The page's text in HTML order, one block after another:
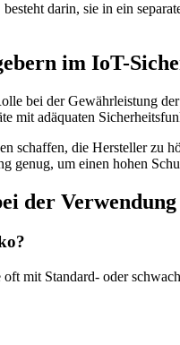
darin, sie in ein
im IoT-
bei der Gewährleistung
mit adäquaten
schaffen, die Hersteller zu
genug, um einen hohen
der
mit Standard- oder